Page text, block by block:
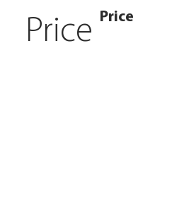
Price Price